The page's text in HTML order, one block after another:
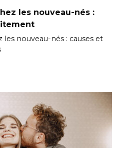
les nouveau-nés :
les nouveau-nés : causes et